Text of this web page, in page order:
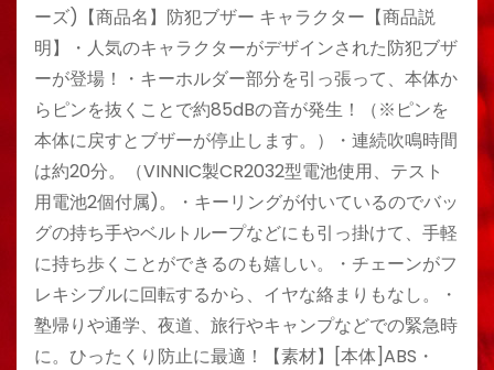
ーズ)【商品名】防犯ブザー キャラクター【商品説
明】・人気のキャラクターがデザインされた防犯ブザ
ーが登場！・キーホルダー部分を引っ張って、本体か
らピンを抜くことで約85dBの音が発生！（※ピンを
本体に戻すとブザーが停止します。）・連続吹鳴時間
は約20分。（VINNIC製CR2032型電池使用、テスト
用電池2個付属)。・キーリングが付いているのでバッ
グの持ち手やベルトループなどにも引っ掛けて、手軽
に持ち歩くことができるのも嬉しい。・チェーンがフ
レキシブルに回転するから、イヤな絡まりもなし。・
塾帰りや通学、夜道、旅行やキャンプなどでの緊急時
に。ひったくり防止に最適！【素材】[本体]ABS・